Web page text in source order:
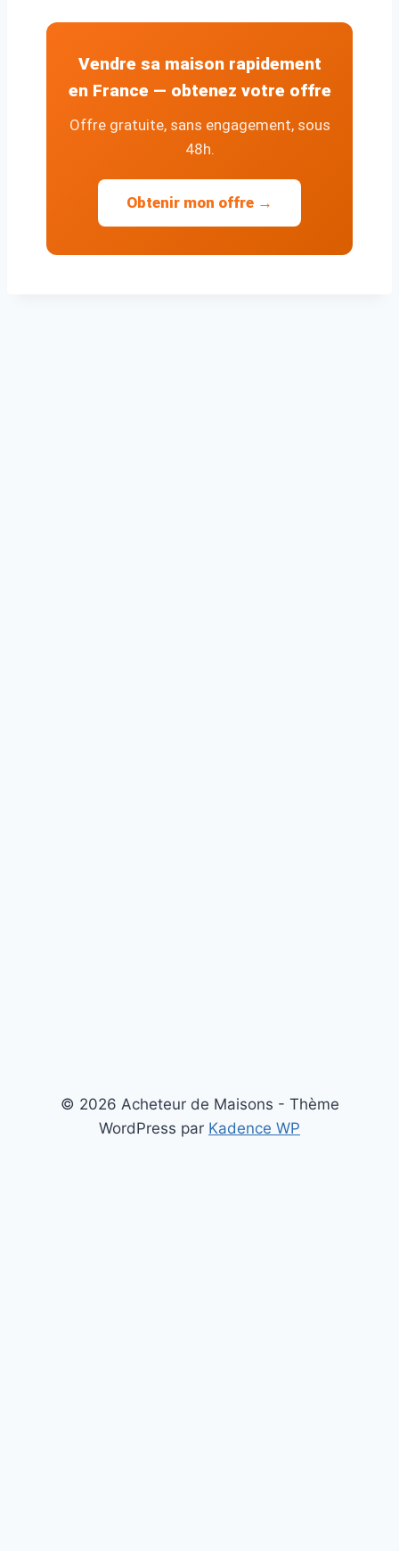
Vendre sa maison rapidement
en France — obtenez votre offre
Offre gratuite, sans engagement, sous
48h.
Obtenir mon offre →
© 2026 Acheteur de Maisons - Thème
WordPress par Kadence WP